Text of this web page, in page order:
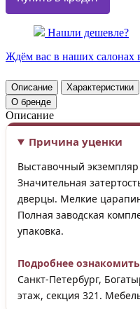
Нашли дешевле?
Ждём вас в наших салонах
Описание Характеристики
О бренде
Описание
Причина уценки
Выставочный
Значительная
дверцы. Мелкие
Полная заводская
упаковка.
Подробнее
Санкт-Петербург,
этаж, секция 321.